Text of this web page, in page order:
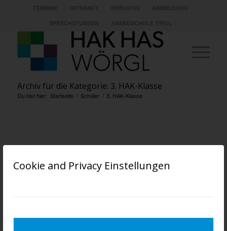
Cookie and Privacy Einstellungen
Archiv für die Kategorie: 3. HAK-Klasse
Du bist hier: Startseite / Schüler / 3. HAK-Klasse